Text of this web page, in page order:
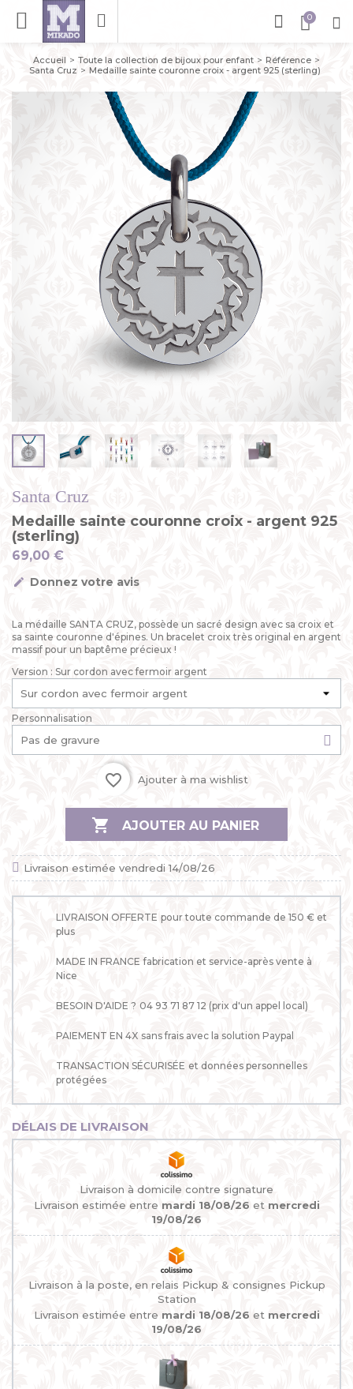
Accueil Toute la collection de bijoux pour enfant
Référence
Santa Cruz
Medaille sainte couronne croix - argent 925 (sterling)
Santa Cruz
Medaille sainte couronne croix - argent 925
(sterling)
69,00 €
Donnez votre avis
La médaille SANTA CRUZ, possède un sacré design avec sa croix et
sa sainte couronne d'épines. Un bracelet croix très original en argent
massif pour un baptême précieux !
Version : Sur cordon avec fermoir argent
Personnalisation
favorite_border Ajouter à ma wishlist
 AJOUTER AU PANIER
Livraison estimée vendredi 14/08/26
LIVRAISON OFFERTE pour toute commande de 150 € et
plus
MADE IN FRANCE fabrication et service-après vente à
Nice
BESOIN D'AIDE ? 04 93 71 87 12 (prix d'un appel local)
PAIEMENT EN 4X sans frais avec la solution Paypal
TRANSACTION SÉCURISÉE et données personnelles
protégées
DÉLAIS DE LIVRAISON
Livraison à domicile contre signature
Livraison estimée entre mardi 18/08/26 et mercredi
19/08/26
Livraison à la poste, en relais Pickup & consignes Pickup
Station
Livraison estimée entre mardi 18/08/26 et mercredi
19/08/26